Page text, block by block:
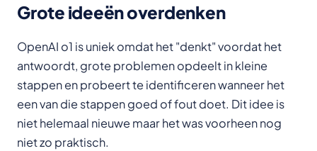
Grote ideeën overdenken
OpenAI o1 is uniek omdat het "denkt" voordat het
antwoordt, grote problemen opdeelt in kleine
stappen en probeert te identificeren wanneer het
een van die stappen goed of fout doet. Dit idee is
niet helemaal nieuwe maar het was voorheen nog
niet zo praktisch.